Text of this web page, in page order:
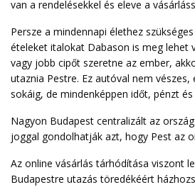
van a rendelésekkel és eleve a
Persze a mindennapi élethez
ételeket italokat Dabason is meg lehet
vagy jobb cipőt szeretne az ember,
utaznia Pestre. Ez autóval nem
sokáig, de mindenképpen időt, pénzt
Nagyon Budapest centralizált az
joggal gondolhatják azt, hogy Pest az
Az online vásárlás tárhódítása viszont
Budapestre utazás töredékéért